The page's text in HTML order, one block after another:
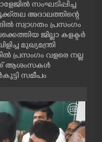
സംഘടിപ്പിച്ച
അദാലത്തിന്റെ
സ്വാഗതം പ്രസംഗം
ജില്ലാ കളക്ടർ
മുഖ്യമന്ത്രി
പ്രസംഗം വളരെ നല്ല
ആശംസകൾ
സമീപം